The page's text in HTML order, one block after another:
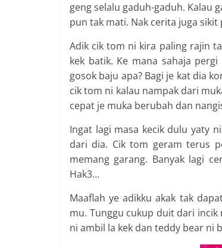
geng selalu gaduh-gaduh. Kalau
pun tak mati. Nak cerita juga sikit
Adik cik tom ni kira paling rajin
kek batik. Ke mana sahaja
gosok baju apa? Bagi je kat dia
cik tom ni kalau nampak dari
cepat je muka berubah dan
Ingat lagi masa kecik dulu yaty
dari dia. Cik tom geram terus
memang garang. Banyak lagi
Hak3…
Maaflah ye adikku akak tak
mu. Tunggu cukup duit dari
ni ambil la kek dan teddy bear ni